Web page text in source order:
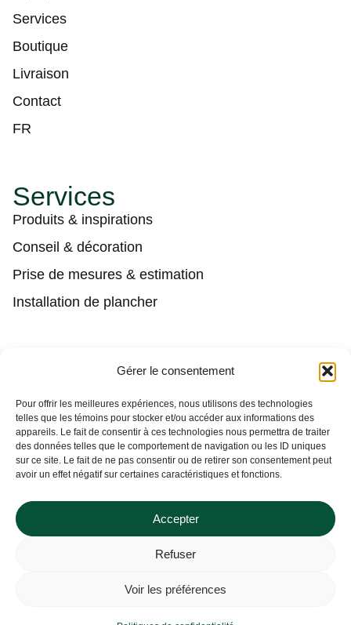
Gérer le consentement
Pour offrir les meilleures expériences, nous utilisons des technologies
telles que les témoins pour stocker et/ou accéder aux informations des
appareils. Le fait de consentir à ces technologies nous permettra de traiter
des données telles que le comportement de navigation ou les ID uniques
sur ce site. Le fait de ne pas consentir ou de retirer son consentement peut
avoir un effet négatif sur certaines caractéristiques et fonctions.
Accepter
Refuser
Voir les préférences
Services
Boutique
Livraison
Contact
FR
Services
Produits & inspirations
Conseil & décoration
Prise de mesures & estimation
Installation de plancher
tgl@tapisguylaberge.com
3275 Bd Monseigneur-Langlois, Salaberry-de-
Valleyfield, QC J6S 4Y2